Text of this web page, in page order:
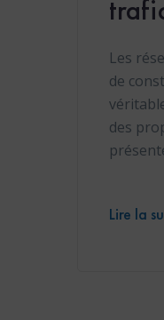
Les
de
des
Lire la